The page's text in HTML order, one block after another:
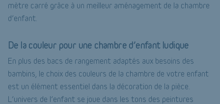
mètre carré grâce à un meilleur aménagement de la chambre
d’enfant.
De la couleur pour une chambre d’enfant ludique
En plus des bacs de rangement adaptés aux besoins des
bambins, le choix des couleurs de la chambre de votre enfant
est un élément essentiel dans la décoration de la pièce.
L’univers de l’enfant se joue dans les tons des peintures